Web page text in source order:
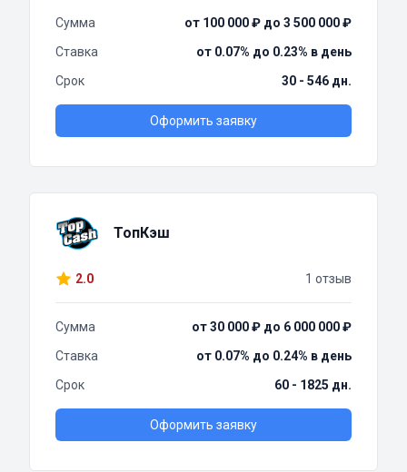
Сумма
от 100 000 ₽ до 3 500 000 ₽
Ставка
от 0.07% до 0.23% в день
Срок
30 - 546 дн.
Оформить заявку
ТопКэш
2.0 1 отзыв
Сумма
от 30 000 ₽ до 6 000 000 ₽
Ставка
от 0.07% до 0.24% в день
Срок
60 - 1825 дн.
Оформить заявку